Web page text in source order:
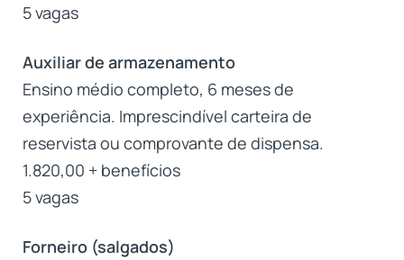
5 vagas
Auxiliar de armazenamento
Ensino médio completo, 6 meses de
experiência. Imprescindível carteira de
reservista ou comprovante de dispensa.
1.820,00 + benefícios
5 vagas
Forneiro (salgados)